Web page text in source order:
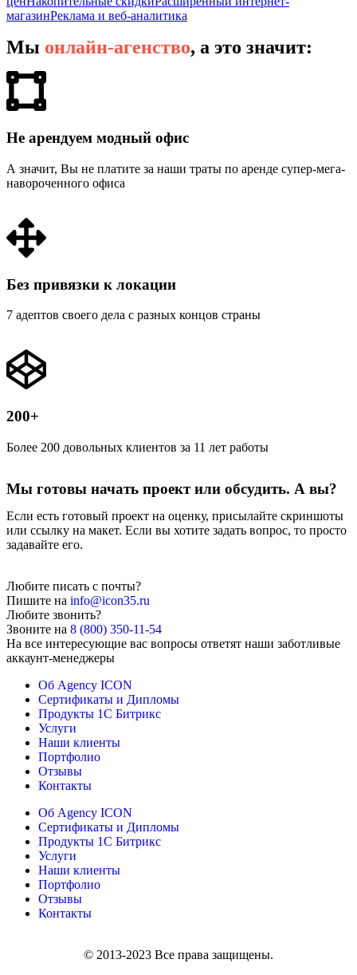
магазинРеклама и веб-аналитика
Мы онлайн-агенство, а это значит:
Не арендуем модный офис
А значит, Вы не платите за наши траты по аренде супер-мега-
навороченного офиса
Без привязки к локации
7 адептов своего дела с разных концов страны
200+
Более 200 довольных клиентов за 11 лет работы
Мы готовы начать проект или обсудить. А вы?
Если есть готовый проект на оценку, присылайте скриншоты
или ссылку на макет. Если вы хотите задать вопрос, то просто
задавайте его.
Любите писать с почты?
Пишите на info@icon35.ru
Любите звонить?
Звоните на 8 (800) 350-11-54
На все интересующие вас вопросы ответят наши заботливые
аккаунт-менеджеры
Об Agency ICON
Сертификаты и Дипломы
Продукты 1С Битрикс
Услуги
Наши клиенты
Портфолио
Отзывы
Контакты
Об Agency ICON
Сертификаты и Дипломы
Продукты 1С Битрикс
Услуги
Наши клиенты
Портфолио
Отзывы
Контакты
© 2013-2023 Все права защищены.